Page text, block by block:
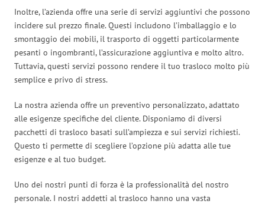
Inoltre, l’azienda offre una serie di servizi aggiuntivi che possono
incidere sul prezzo finale. Questi includono l’imballaggio e lo
smontaggio dei mobili, il trasporto di oggetti particolarmente
pesanti o ingombranti, l’assicurazione aggiuntiva e molto altro.
Tuttavia, questi servizi possono rendere il tuo trasloco molto più
semplice e privo di stress.
La nostra azienda offre un preventivo personalizzato, adattato
alle esigenze specifiche del cliente. Disponiamo di diversi
pacchetti di trasloco basati sull’ampiezza e sui servizi richiesti.
Questo ti permette di scegliere l’opzione più adatta alle tue
esigenze e al tuo budget.
Uno dei nostri punti di forza è la professionalità del nostro
personale. I nostri addetti al trasloco hanno una vasta